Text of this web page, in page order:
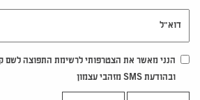
הנני מאשר את הצטרפותי לרשימת התפוצה לשם
ובהודעת SMS מזהבי עצמון